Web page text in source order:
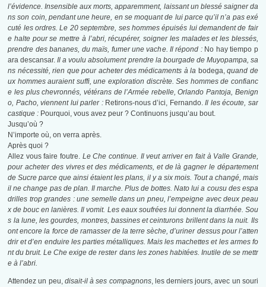
l’évidence. Insensible aux morts, apparemment, laissant un blessé saigner da
ns son coin, pendant une heure, en se moquant de lui parce qu’il n’a pas exé
cuté les ordres. Le 20 septembre, ses hommes épuisés lui demandent de fair
e halte pour se mettre à l’abri, récupérer, soigner les malades et les blessés,
prendre des bananes, du maïs, fumer une vache. Il répond : No hay tiempo p
ara descansar.Il a voulu absolument prendre la bourgade de Muyopampa, sa
ns nécessité, rien que pour acheter des médicaments à la bodega,quand de
ux hommes auraient suffi, une exploration discrète. Ses hommes de confianc
e les plus chevronnés, vétérans de l’Armée rebelle, Orlando Pantoja, Benign
o, Pacho, viennent lui parler : Retirons-nous d’ici, Fernando.Il les écoute, sar
castique : Pourquoi, vous avez peur ? Continuons jusqu’au bout.
Jusqu’où ?
N’importe où, on verra après.
Après quoi ?
Allez vous faire foutre. Le Che continue. Il veut arriver en fait à Valle Grande,
pour acheter des vivres et des médicaments, et de là gagner le département
de Sucre parce que ainsi étaient les plans, il y a six mois. Tout a changé, mais
il ne change pas de plan. Il marche. Plus de bottes. Nato lui a cousu des espa
drilles trop grandes : une semelle dans un pneu, l’empeigne avec deux peau
x de bouc en lanières. Il vomit. Les eaux soufrées lui donnent la diarrhée. Sou
s la lune, les gourdes, montres, bassines et ceinturons brillent dans la nuit. Ils
ont encore la force de ramasser de la terre sèche, d’uriner dessus pour l’atten
drir et d’en enduire les parties métalliques. Mais les machettes et les armes fo
nt du bruit. Le Che exige de rester dans les zones habitées. Inutile de se mettr
e à l’abri.
Attendez un peu, disait-il à ses compagnons, les derniers jours, avec un souri